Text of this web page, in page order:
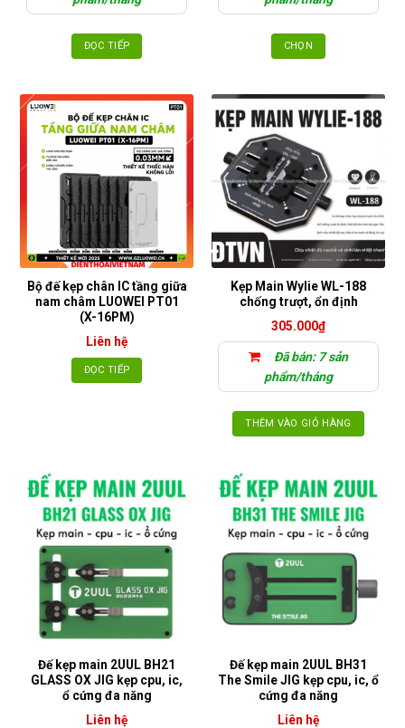
phẩm
ĐỌC TIẾP CHỌN
có
nhiều
biến
thể.
Các
tùy
chọn
có
được
trên
trang
sản
phẩm
Bộ đế kẹp chân IC tầng giữa
nam châm LUOWEI PT01
(X-16PM)
Liên hệ
ĐỌC TIẾP
Kẹp Main Wylie WL-188
chống trượt, ổn định
305.000₫
Đã bán: 7 sản
phẩm/tháng
THÊM VÀO GIỎ HÀNG
Đế kẹp main 2UUL BH21
GLASS OX JIG kẹp cpu, ic,
ổ cứng đa năng
Liên hệ
Đế kẹp main 2UUL BH31
The Smile JIG kẹp cpu, ic, ổ
cứng đa năng
Liên hệ